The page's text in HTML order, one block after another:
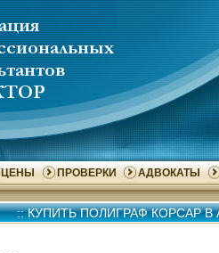
ЦЕНЫ ПРОВЕРКИ АДВОКАТЫ
::КУПИТЬ ПОЛИГРАФ КОРСАР В